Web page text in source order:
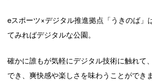
eスポーツ×デジタル推進拠点「うきのば」
てみればデジタルな公園。
確かに誰もが気軽にデジタル技術に触れて
でき、爽快感や楽しさを味わうことができま